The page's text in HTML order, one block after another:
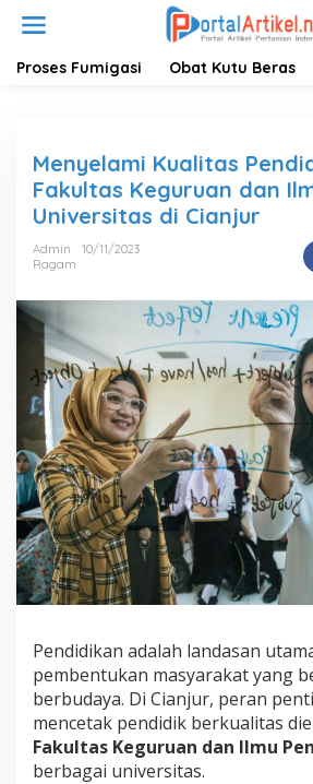
Proses Fumigasi Obat Kutu Beras
Menyelami Kualitas
Fakultas Keguruan dan
Universitas di Cianjur
Admin
10/11/2023
Ragam
Pendidikan adalah landasan
pembentukan masyarakat yang
berbudaya. Di Cianjur, peran
mencetak pendidik berkualitas
Fakultas Keguruan dan Ilmu
berbagai universitas.